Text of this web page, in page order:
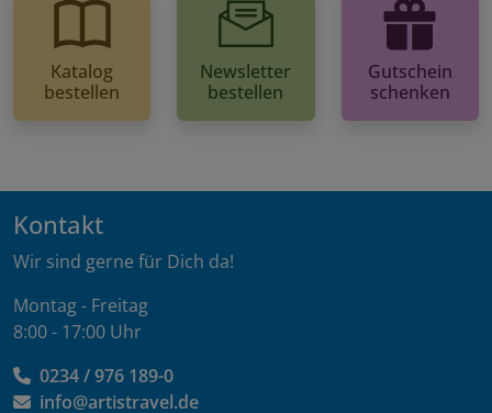
Katalog
bestellen
Newsletter
bestellen
Gutschein
schenken
Kontakt
Wir sind gerne für Dich da!
Montag - Freitag
8:00 - 17:00 Uhr
0234 / 976 189-0
info@artistravel.de